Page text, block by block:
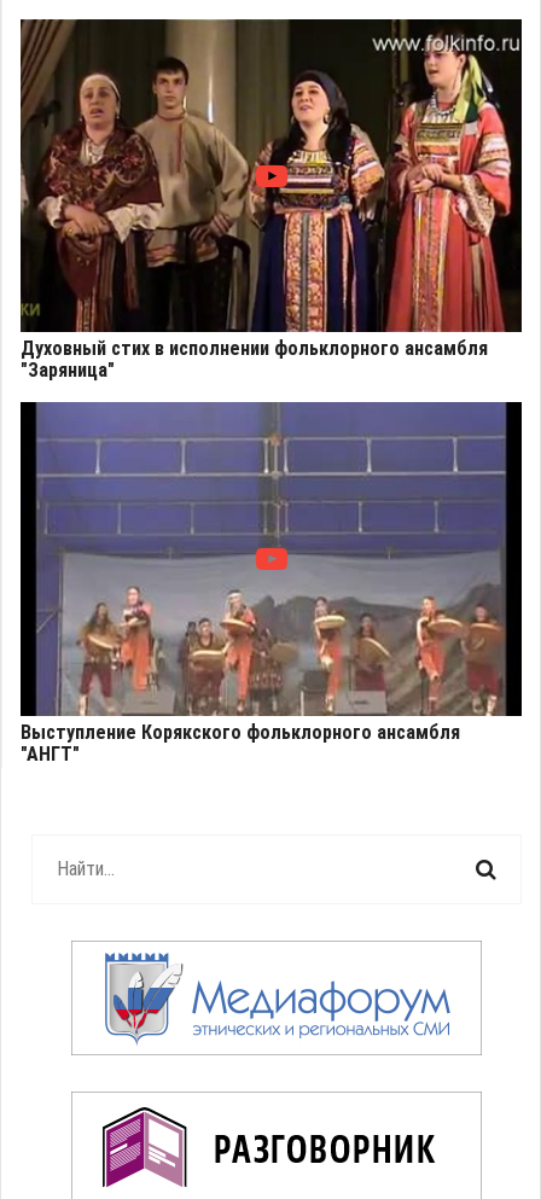
Духовный стих в исполнении фольклорного ансамбля
"Заряница"
Выступление Корякского фольклорного ансамбля
"АНГТ"